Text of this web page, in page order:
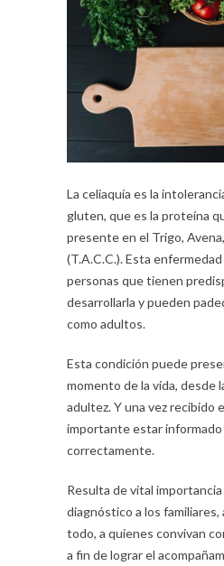
La celiaquía es la
gluten, que es la proteína
presente en el Trigo,
(T.A.C.C.). Esta
personas que tienen
desarrollarla y pueden
como adultos.
Esta condición puede
momento de la vida, desde
adultez. Y una vez recibido
importante estar informado
correctamente.
Resulta de vital
diagnóstico a los familiares,
todo, a quienes convivan
a fin de lograr el